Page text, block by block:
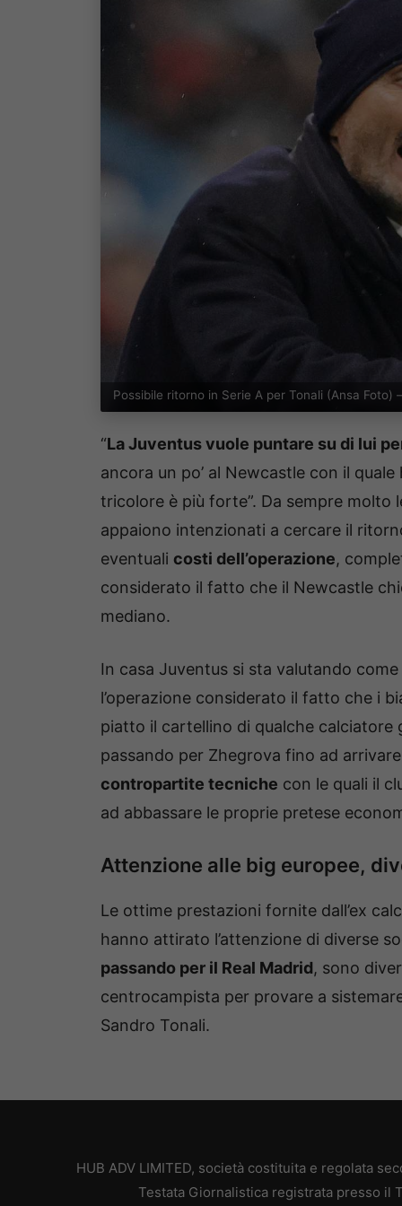
Possibile ritorno in Serie A per Tonali (Ansa Foto)
“La Juventus vuole puntare su di lui
ancora un po’ al Newcastle con il
tricolore è più forte”. Da sempre molto
appaiono intenzionati a cercare il
eventuali costi dell’operazione,
considerato il fatto che il Newcastle
mediano.
In casa Juventus si sta valutando
l’operazione considerato il fatto che i
piatto il cartellino di qualche calciatore
passando per Zhegrova fino ad
contropartite tecniche con le quali il
ad abbassare le proprie pretese
Attenzione alle big europee,
Le ottime prestazioni fornite dall’ex
hanno attirato l’attenzione di diverse
passando per il Real Madrid, sono
centrocampista per provare a
Sandro Tonali.
HUB ADV LIMITED, società costituita e regolata
Testata Giornalistica registrata presso il